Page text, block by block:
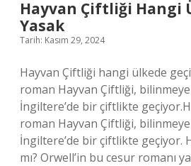
Hayvan Çiftliği Hangi
Yasak
Tarih: Kasım 29, 2024
Hayvan Çiftliği hangi ülkede
roman Hayvan Çiftliği,
İngiltere’de bir çiftlikte
roman Hayvan Çiftliği,
İngiltere’de bir çiftlikte geçiyor.
mı? Orwell’in bu cesur romanı